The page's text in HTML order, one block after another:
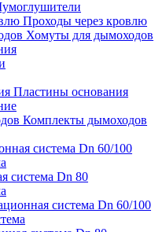
Проходы через кровлю
Хомуты для дымоходов
Пластины основания
Комплекты дымоходов
Dn 60/100
Dn 80
Dn 60/100